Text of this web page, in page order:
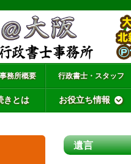
務所概要 行政書士・スタッフ
きとは お役立ち情報
遺言